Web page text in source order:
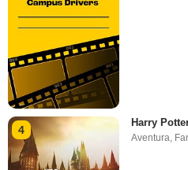
4
Harry
Aventura